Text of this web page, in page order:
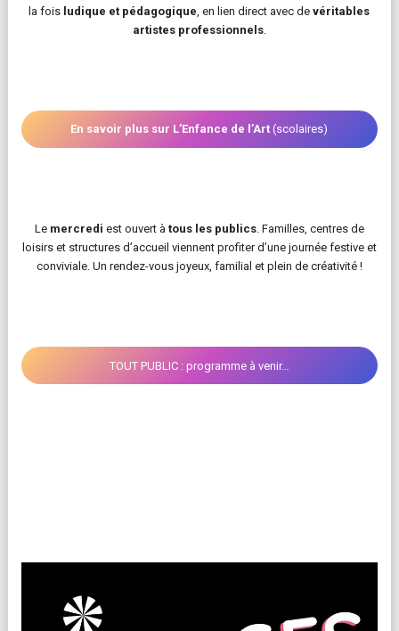
la fois ludique et pédagogique , en lien direct avec devéritables
artistes professionnels.
En savoir plus sur L’Enfance de l’Art (scolaires)
Le mercredi est ouvert à tous les publics. Familles, centres de
loisirs et structures d’accueil viennent profiter d’une journée festive et
conviviale. Un rendez-vous joyeux, familial et plein de créativité !
TOUT PUBLIC : programme à venir…